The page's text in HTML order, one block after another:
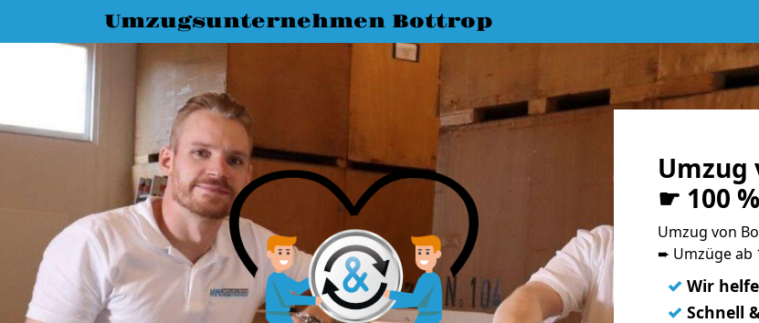
Umzugsunternehmen Bottrop
Umzug
☛ 100
Umzug von
➨ Umzüge ab
✓ Wir
✓ Schnell